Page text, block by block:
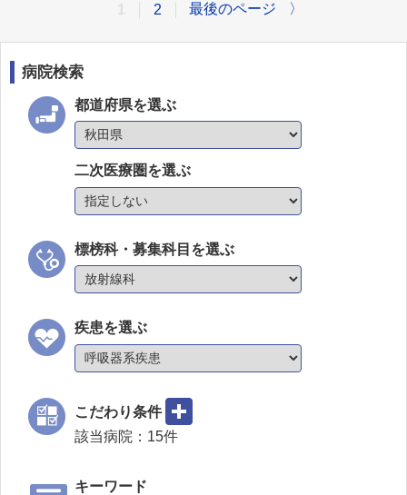
2 最後のページ 〉
病院検索
都道府県を選ぶ
二次医療圏を選ぶ
標榜科・募集科目を選ぶ
疾患を選ぶ
こだわり条件
該当病院： 15件
キーワード